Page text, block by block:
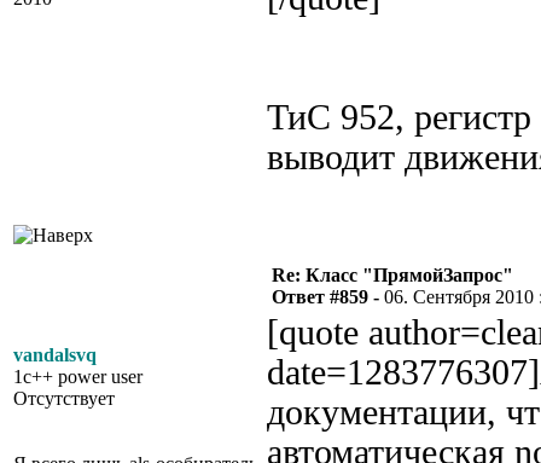
ТиС 952,
выводит
vandalsvq
1c++ power user
Отсутствует
Re: Класс "ПрямойЗапрос"
Ответ #859 - 06. Сентября 2010
[quote
документации,
автоматическая